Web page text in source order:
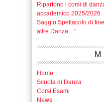
Home
Scuola di Danza
News
Eventi
Premio Ginestra d’Oro
Sara Zuccari
Maestri Ospiti